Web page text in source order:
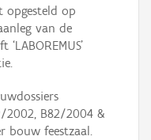
opgesteld op
van de
2002, B82/2004 &
bouw feestzaal.